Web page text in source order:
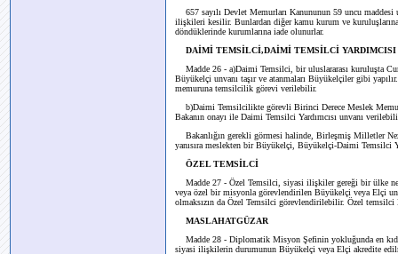
657 sayılı Devlet Memurları Kanununun 59 uncu maddesi
ilişkileri kesilir. Bunlardan diğer kamu kurum ve
döndüklerinde kurumlarına iade olunurlar.
DAİMİ TEMSİLCİ,DAİMİ TEMSİLCİ YARDIMCISI
Madde 26 - a)Daimi Temsilci, bir uluslararası kuruluşta
Büyükelçi unvanı taşır ve atanmaları Büyükelçiler gibi
memuruna temsilcilik görevi verilebilir.
b)Daimi Temsilcilikte görevli Birinci Derece Meslek
Bakanın onayı ile Daimi Temsilci Yardımcısı unvanı
Bakanlığın gerekli görmesi halinde, Birleşmiş Milletler
yanısıra meslekten bir Büyükelçi, Büyükelçi-Daimi Temsilci
ÖZEL TEMSİLCİ
Madde 27 - Özel Temsilci, siyasi ilişkiler gereği bir ülke
veya özel bir misyonla görevlendirilen Büyükelçi veya Elçi
olmaksızın da Özel Temsilci görevlendirilebilir. Özel temsilci
MASLAHATGÜZAR
Madde 28 - Diplomatik Misyon Şefinin yokluğunda en
siyasi ilişkilerin durumunun Büyükelçi veya Elçi akredite